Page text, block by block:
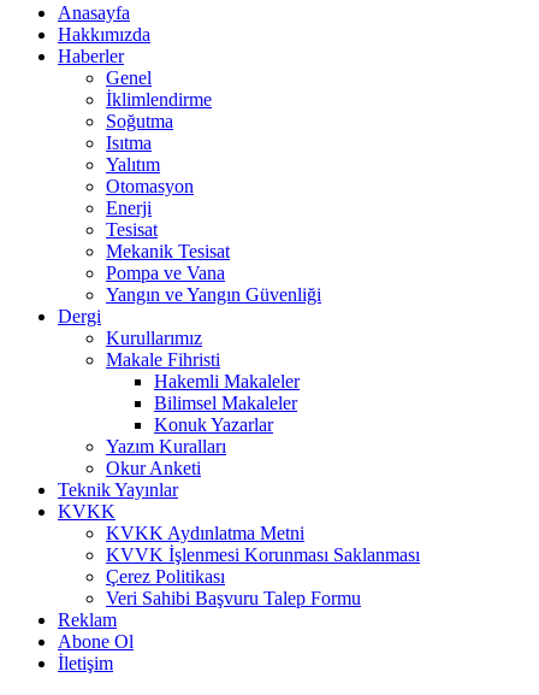
Anasayfa
Hakkımızda
Haberler
Genel
İklimlendirme
Soğutma
Isıtma
Yalıtım
Otomasyon
Enerji
Tesisat
Mekanik Tesisat
Pompa ve Vana
Yangın ve Yangın Güvenliği
Dergi
Kurullarımız
Makale Fihristi
Hakemli Makaleler
Bilimsel Makaleler
Konuk Yazarlar
Yazım Kuralları
Okur Anketi
Teknik Yayınlar
KVKK
KVKK Aydınlatma Metni
KVVK İşlenmesi Korunması Saklanması
Çerez Politikası
Veri Sahibi Başvuru Talep Formu
Reklam
Abone Ol
İletişim